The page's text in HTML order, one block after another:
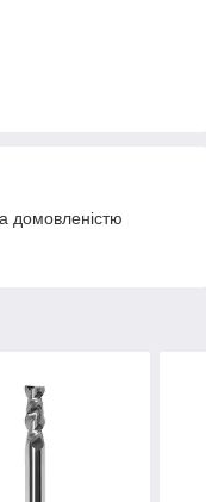
домовленістю